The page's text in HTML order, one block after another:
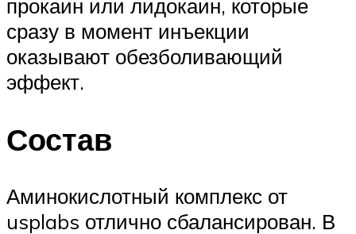
прокаин или лидокаин, которые
сразу в момент инъекции
оказывают обезболивающий
эффект.
Состав
Аминокислотный комплекс от
usplabs отлично сбалансирован. В